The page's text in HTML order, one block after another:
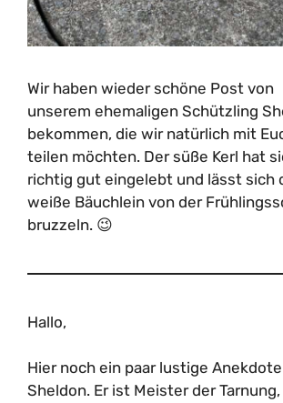
Wir haben wieder schöne Post von
unserem ehemaligen Schützling
bekommen, die wir natürlich mit
teilen möchten. Der süße Kerl hat
richtig gut eingelebt und lässt sich
weiße Bäuchlein von der
bruzzeln. 😉
Hallo,
Hier noch ein paar lustige
Sheldon. Er ist Meister der